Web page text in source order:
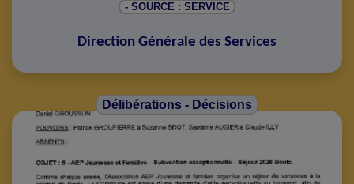
- SOURCE : SERVICE
Direction Générale des Services
Délibérations - Décisions